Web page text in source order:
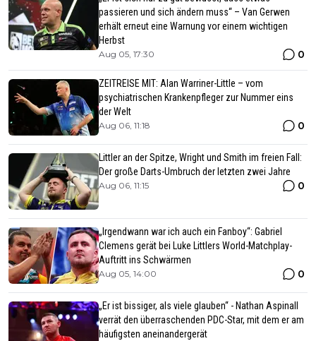
passieren und sich ändern muss“ – Van Gerwen
erhält erneut eine Warnung vor einem wichtigen
Herbst
Aug 05, 17:30 0
ZEITREISE MIT: Alan Warriner-Little – vom
psychiatrischen Krankenpfleger zur Nummer eins
der Welt
Aug 06, 11:18 0
Littler an der Spitze, Wright und Smith im freien Fall:
Der große Darts-Umbruch der letzten zwei Jahre
Aug 06, 11:15 0
„Irgendwann war ich auch ein Fanboy“: Gabriel
Clemens gerät bei Luke Littlers World-Matchplay-
Auftritt ins Schwärmen
Aug 05, 14:00 0
„Er ist bissiger, als viele glauben“ - Nathan Aspinall
verrät den überraschenden PDC-Star, mit dem er am
häufigsten aneinandergerät